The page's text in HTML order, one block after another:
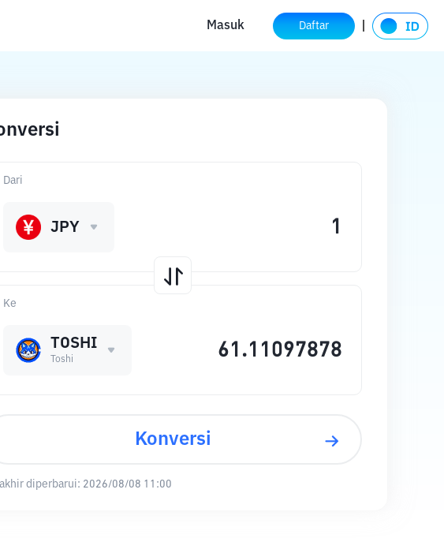
Masuk Daftar
Ke
TOSHI
Toshi
Dari
JPY
Konversi
diperbarui: 2026/08/08 11:00